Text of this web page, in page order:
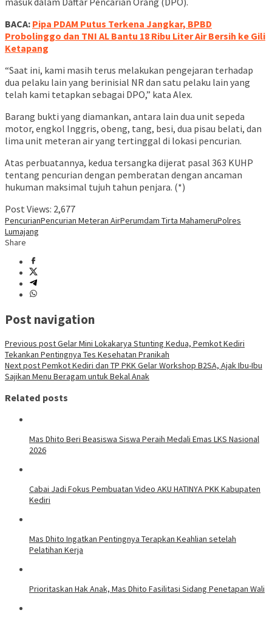
BACA: Pipa PDAM Putus Terkena Jangkar, BPBD
Probolinggo dan TNI AL Bantu 18 Ribu Liter Air Bersih ke Gili
Ketapang
“Saat ini, kami masih terus melakukan pengejaran terhadap
dua pelaku lain yang berinisial NR dan satu pelaku lain yang
telah kami tetapkan sebagai DPO,” kata Alex.
Barang bukti yang diamankan, antara lain dua unit sepeda
motor, engkol Inggris, obeng, tang, besi, dua pisau belati, dan
lima unit meteran air yang tertinggal di lokasi pencurian.
Atas perbuatannya, kedua tersangka dijerat pasal 363 KUHP
tentang pencurian dengan pemberatan dengan ancaman
hukuman maksimal tujuh tahun penjara. (*)
Post Views: 2,677
PencurianPencurian Meteran AirPerumdam Tirta MahameruPolres
Lumajang
Share
Post navigation
Previous postGelar Mini Lokakarya Stunting Kedua, Pemkot Kediri
Tekankan Pentingnya Tes Kesehatan Pranikah
Next postPemkot Kediri dan TP PKK Gelar Workshop B2SA, Ajak Ibu-Ibu
Sajikan Menu Beragam untuk Bekal Anak
Related posts
Mas Dhito Beri Beasiswa Siswa Peraih Medali Emas LKS Nasional
2026
Cabai Jadi Fokus Pembuatan Video AKU HATINYA PKK Kabupaten
Kediri
Mas Dhito Ingatkan Pentingnya Terapkan Keahlian setelah
Pelatihan Kerja
Prioritaskan Hak Anak, Mas Dhito Fasilitasi Sidang Penetapan Wali